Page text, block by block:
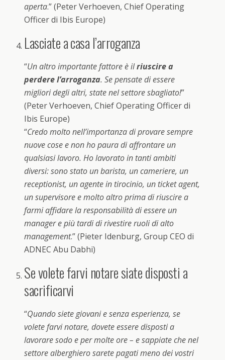
aperta.” (Peter Verhoeven, Chief Operating
Officer di Ibis Europe)
Lasciate a casa l’arroganza
“Un altro importante fattore è ilriuscire a
perdere l’arroganza. Se pensate di essere
migliori degli altri, state nel settore sbagliato!”
(Peter Verhoeven, Chief Operating Officer di
Ibis Europe)
“Credo molto nell’importanza di provare sempre
nuove cose e non ho paura di affrontare un
qualsiasi lavoro. Ho lavorato in tanti ambiti
diversi: sono stato un barista, un cameriere, un
receptionist, un agente in tirocinio, un ticket agent,
un supervisore e molto altro prima di riuscire a
farmi affidare la responsabilità di essere un
manager e più tardi di rivestire ruoli di alto
management.” (Pieter Idenburg, Group CEO di
ADNEC Abu Dabhi)
Se volete farvi notare siate disposti a
sacrificarvi
“Quando siete giovani e senza esperienza, se
volete farvi notare, dovete essere disposti a
lavorare sodo e per molte ore – e sappiate che nel
settore alberghiero sarete pagati meno dei vostri